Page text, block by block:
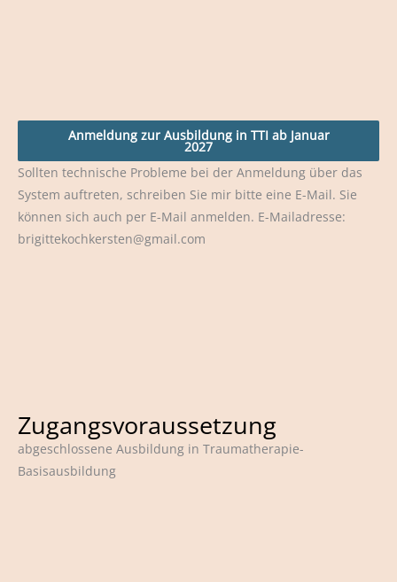
Anmeldung zur Ausbildung in TTI ab Januar
2027
Sollten technische Probleme bei der Anmeldung über das
System auftreten, schreiben Sie mir bitte eine E-Mail. Sie
können sich auch per E-Mail anmelden. E-Mailadresse:
brigittekochkersten@gmail.com
Zugangsvoraussetzung
abgeschlossene Ausbildung in Traumatherapie-
Basisausbildung